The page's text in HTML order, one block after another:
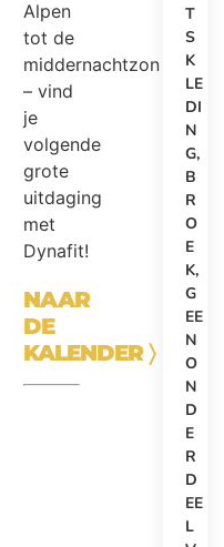
Alpen
tot de
middernachtzon
– vind
je
volgende
grote
uitdaging
met
Dynafit!
NAAR
DE
KALENDER〉
T
S
K
LE
DI
N
G,
B
R
O
E
K,
G
EE
N
O
N
D
E
R
D
EE
L